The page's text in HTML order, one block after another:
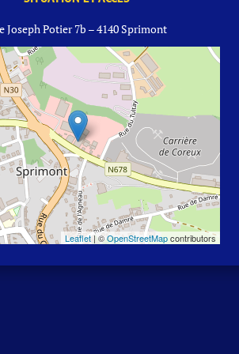
Joseph Potier 7b – 4140 Sprimont
Leaflet| ©OpenStreetMapcontributors